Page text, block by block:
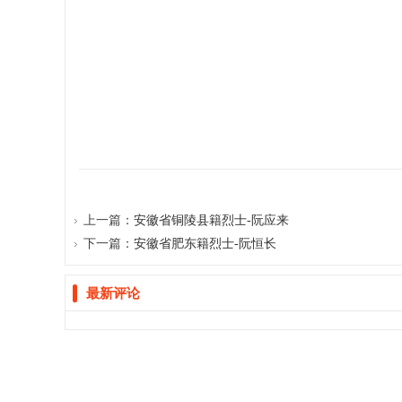
上一篇： 安徽省铜陵县籍烈士-阮应来
下一篇： 安徽省肥东籍烈士-阮恒长
最新评论